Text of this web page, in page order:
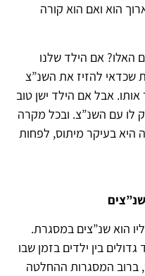
הוא ואם הוא קורה
האלו? אם הילד שלנו
שכדאי להזיז את השנ”צ
אבל אם הילד ישן טוב
לו עם השנ”צ. ובכל מקרה
בעיקר מיתוס, לפחות
הוא שנ”צים במסגרת.
בין ילדים בזמן שבו
ברוב המסגרות ההחלטה